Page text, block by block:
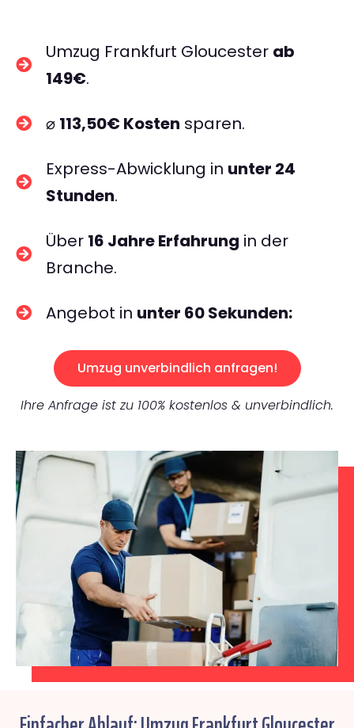
Umzug Frankfurt Gloucester ab
149€.
⌀ 113,50€ Kosten sparen.
Express-Abwicklung in unter 24
Stunden.
Über 16 Jahre Erfahrung in der
Branche.
Angebot in unter 60 Sekunden:
Umzug unverbindlich anfragen!
Ihre Anfrage ist zu 100% kostenlos & unverbindlich.